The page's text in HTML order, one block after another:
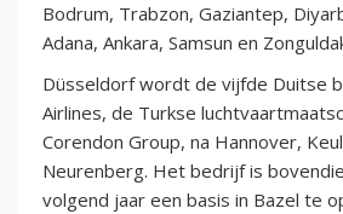
Bodrum, Trabzon, Gaziantep,
Adana, Ankara, Samsun en
Düsseldorf wordt de vijfde Duitse
Airlines, de Turkse
Corendon Group, na Hannover,
Neurenberg. Het bedrijf is
volgend jaar een basis in Bazel te